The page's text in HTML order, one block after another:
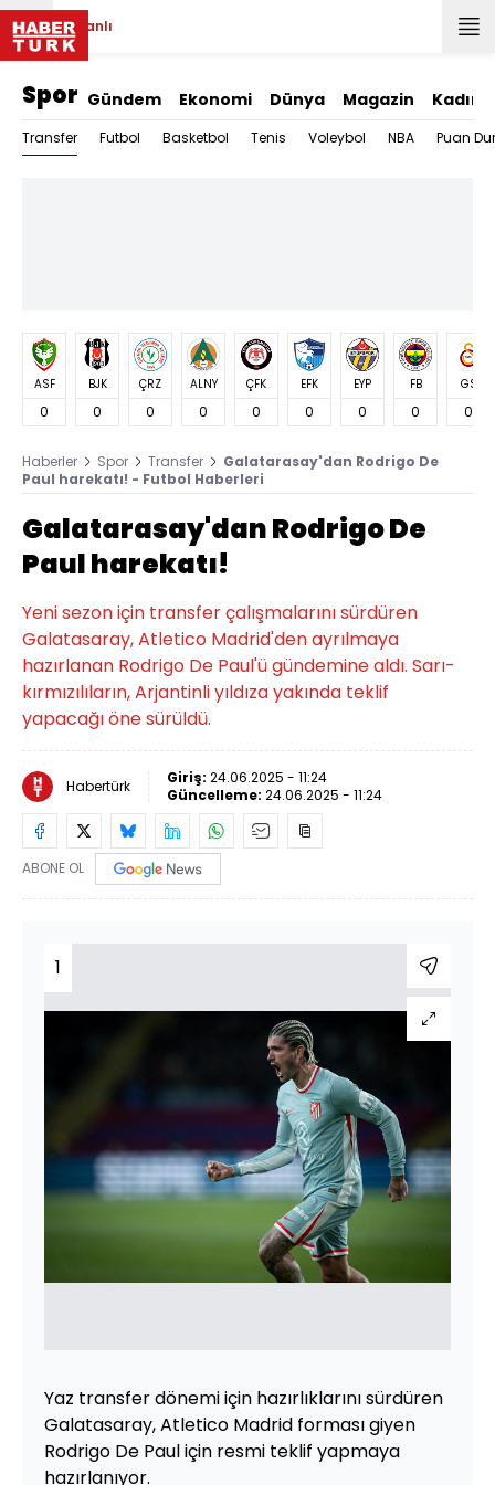
Canlı
Spor Gündem Ekonomi Dünya Magazin Kadın
Transfer Futbol Basketbol Tenis Voleybol NBA Puan
ASF
0
BJK
0
ÇRZ
0
ALNY
0
ÇFK
0
EFK
0
EYP
0
FB
0
GS
0
Haberler Spor Transfer
Galatarasay'dan Rodrigo De
Paul harekatı! - Futbol Haberleri
Galatarasay'dan Rodrigo De
Paul harekatı!
Yeni sezon için transfer çalışmalarını sürdüren
Galatasaray, Atletico Madrid'den ayrılmaya
hazırlanan Rodrigo De Paul'ü gündemine aldı. Sarı-
kırmızılıların, Arjantinli yıldıza yakında teklif
yapacağı öne sürüldü.
Habertürk Giriş: 24.06.2025 - 11:24
Güncelleme: 24.06.2025 - 11:24
ABONE OL
1
Yaz transfer dönemi için hazırlıklarını sürdüren
Galatasaray, Atletico Madrid forması giyen
Rodrigo De Paul için resmi teklif yapmaya
hazırlanıyor.